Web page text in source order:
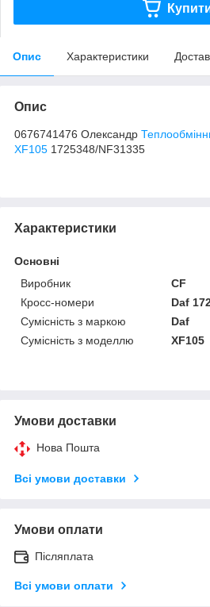
Опис Характеристики
Опис
0676741476 Олександр
XF105 1725348/NF31335
Характеристики
Основні
Виробник
CF
Кросс-номери
Daf
Сумісність з маркою
Daf
Сумісність з моделлю
XF105
Умови доставки
Нова Пошта
Всі умови доставки
Умови оплати
Післяплата
Всі умови оплати